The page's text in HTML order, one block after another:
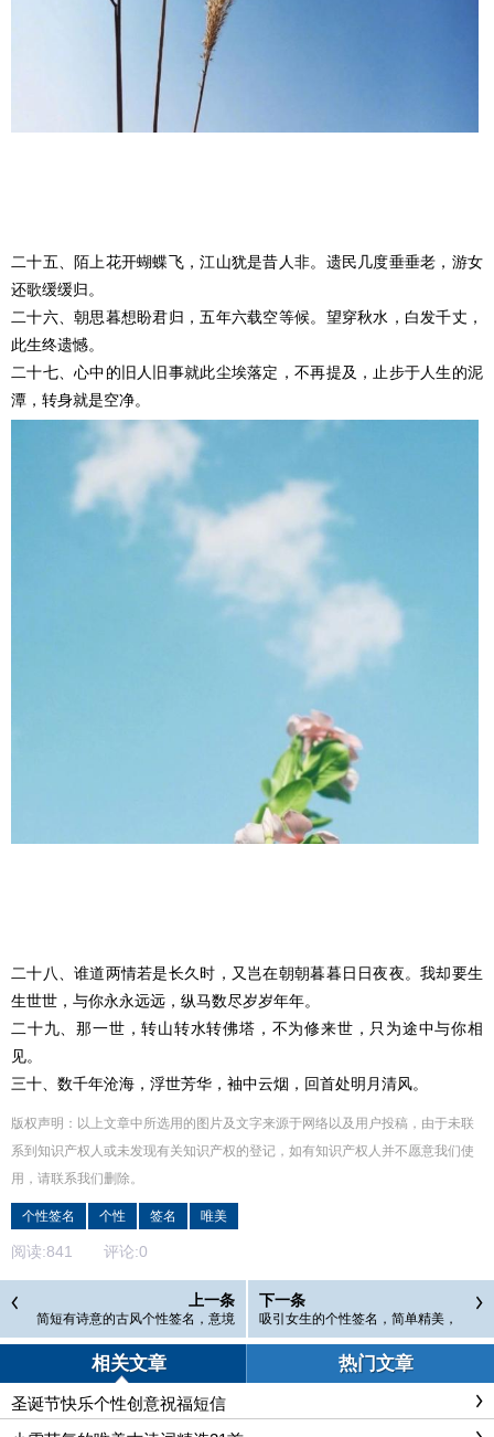
二十五、陌上花开蝴蝶飞，江山犹是昔人非。遗民几度垂垂老，游女
还歌缓缓归。
二十六、朝思暮想盼君归，五年六载空等候。望穿秋水，白发千丈，
此生终遗憾。
二十七、心中的旧人旧事就此尘埃落定，不再提及，止步于人生的泥
潭，转身就是空净。
二十八、谁道两情若是长久时，又岂在朝朝暮暮日日夜夜。我却要生
生世世，与你永永远远，纵马数尽岁岁年年。
二十九、那一世，转山转水转佛塔，不为修来世，只为途中与你相
见。
三十、数千年沧海，浮世芳华，袖中云烟，回首处明月清风。
版权声明：以上文章中所选用的图片及文字来源于网络以及用户投稿，由于未联
系到知识产权人或未发现有关知识产权的登记，如有知识产权人并不愿意我们使
用，请联系我们删除。
个性签名 个性 签名 唯美
阅读:841 评论:0
上一条
简短有诗意的古风个性签名，意境
绝美，让人神往心醉！
下一条
吸引女生的个性签名，简单精美，
真是醉人醉心！
相关文章 热门文章
圣诞节快乐个性创意祝福短信